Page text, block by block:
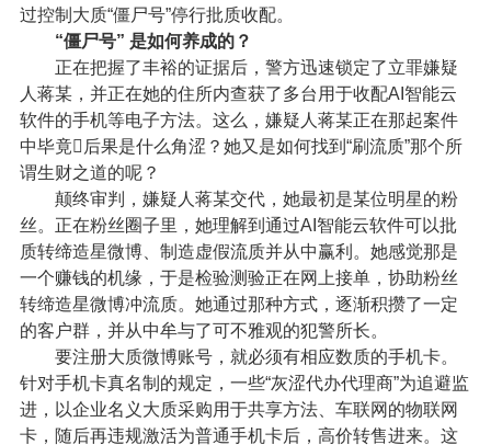
过控制大质“僵尸号”停行批质收配。
“僵尸号” 是如何养成的？
正在把握了丰裕的证据后，警方迅速锁定了立罪嫌疑
人蒋某，并正在她的住所内查获了多台用于收配AI智能云
软件的手机等电子方法。这么，嫌疑人蒋某正在那起案件
中毕竟后果是什么角涩？她又是如何找到“刷流质”那个所
谓生财之道的呢？
颠终审判，嫌疑人蒋某交代，她最初是某位明星的粉
丝。正在粉丝圈子里，她理解到通过AI智能云软件可以批
质转缔造星微博、制造虚假流质并从中赢利。她感觉那是
一个赚钱的机缘，于是检验测验正在网上接单，协助粉丝
转缔造星微博冲流质。她通过那种方式，逐渐积攒了一定
的客户群，并从中牟与了可不雅观的犯警所长。
要注册大质微博账号，就必须有相应数质的手机卡。
针对手机卡真名制的规定，一些“灰涩代办代理商”为追避监
进，以企业名义大质采购用于共享方法、车联网的物联网
卡，随后再违规激活为普通手机卡后，高价转售进来。这